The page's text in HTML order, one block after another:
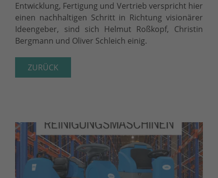
Entwicklung, Fertigung und Vertrieb verspricht hier
einen nachhaltigen Schritt in Richtung visionärer
Ideengeber, sind sich Helmut Roßkopf, Christin
Bergmann und Oliver Schleich einig.
ZURÜCK